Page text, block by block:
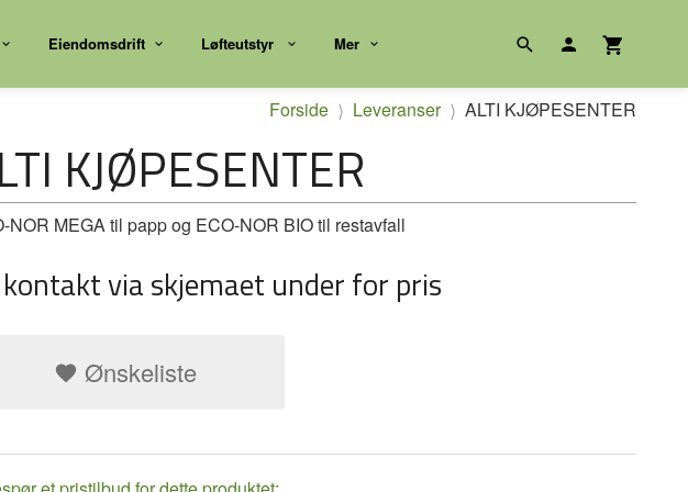
Eiendomsdrift Løfteutstyr Mer
Forside Leveranser ALTI KJØPESENTER
KJØPESENTER
NOR MEGA til papp og ECO-NOR BIO til restavfall
via skjemaet under for pris
Ønskeliste